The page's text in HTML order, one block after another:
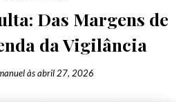
Das Margens de
da Vigilância
àsabril 27, 2026